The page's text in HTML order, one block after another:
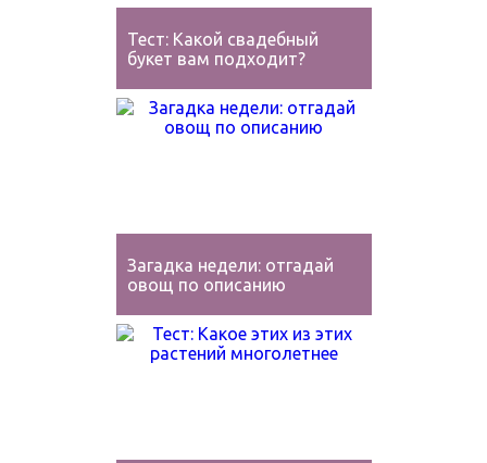
Тест: Какой свадебный
букет вам подходит?
Загадка недели: отгадай
овощ по описанию